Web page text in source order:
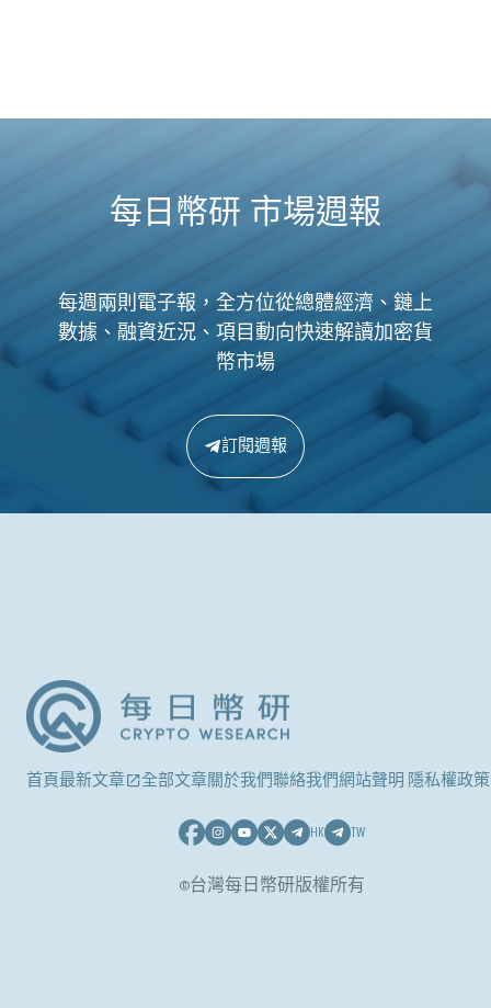
每日幣研 市場週報
每週兩則電子報，全方位從總體經濟、鏈上
數據、融資近況、項目動向快速解讀加密貨
幣市場
訂閱週報
首頁最新文章 全部文章關於我們聯絡我們網站聲明 隱私權政策
HK TW
©台灣每日幣研版權所有